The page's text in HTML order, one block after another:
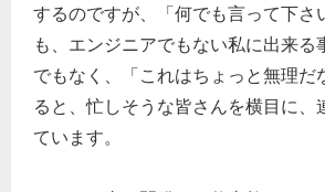
するのですが、「何でも言って下さ
も、エンジニアでもない私に出来る
でもなく、「これはちょっと無理だ
ると、忙しそうな皆さんを横目に、
ています。